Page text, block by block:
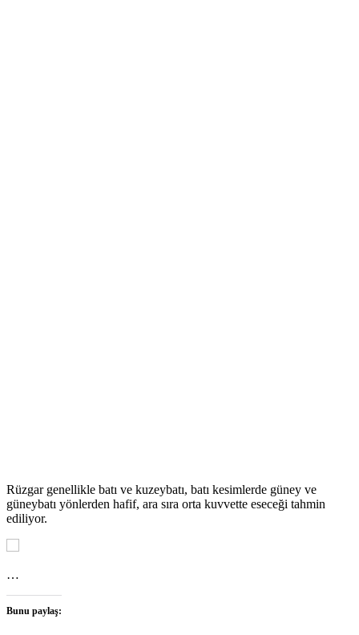
Rüzgar genellikle batı ve kuzeybatı, batı kesimlerde güney ve
güneybatı yönlerden hafif, ara sıra orta kuvvette eseceği tahmin
ediliyor.
…
Bunu paylaş: